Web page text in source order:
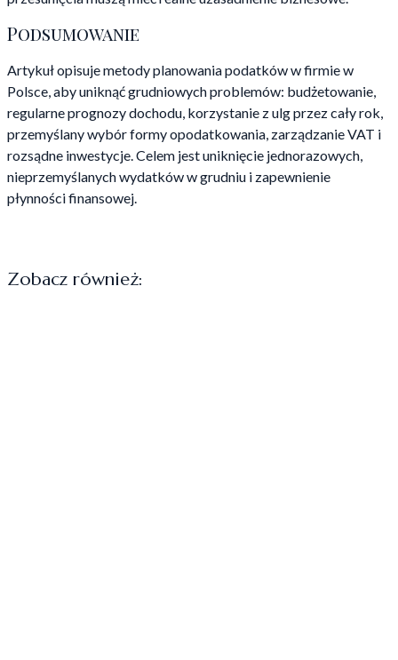
Podsumowanie
Artykuł opisuje metody planowania podatków w firmie w
Polsce, aby uniknąć grudniowych problemów: budżetowanie,
regularne prognozy dochodu, korzystanie z ulg przez cały rok,
przemyślany wybór formy opodatkowania, zarządzanie VAT i
rozsądne inwestycje. Celem jest uniknięcie jednorazowych,
nieprzemyślanych wydatków w grudniu i zapewnienie
płynności finansowej.
Zobacz również: